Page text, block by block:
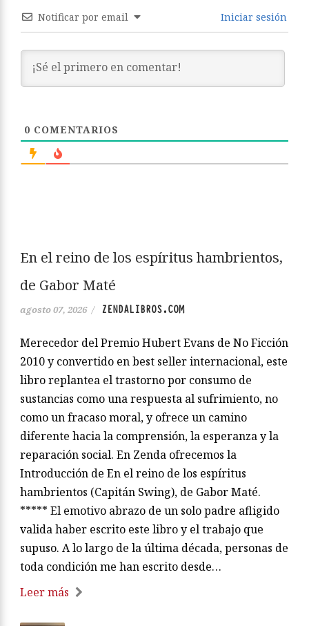
Notificar por email Iniciar sesión
0 COMENTARIOS
En el reino de los espíritus hambrientos,
de Gabor Maté
agosto 07, 2026 / ZENDALIBROS.COM
Merecedor del Premio Hubert Evans de No Ficción
2010 y convertido en best seller internacional, este
libro replantea el trastorno por consumo de
sustancias como una respuesta al sufrimiento, no
como un fracaso moral, y ofrece un camino
diferente hacia la comprensión, la esperanza y la
reparación social. En Zenda ofrecemos la
Introducción de En el reino de los espíritus
hambrientos (Capitán Swing), de Gabor Maté.
***** El emotivo abrazo de un solo padre afligido
valida haber escrito este libro y el trabajo que
supuso. A lo largo de la última década, personas de
toda condición me han escrito desde…
Leer más